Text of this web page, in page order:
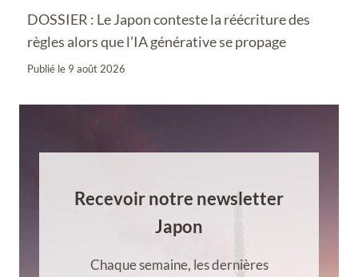
DOSSIER : Le Japon conteste la réécriture des
règles alors que l’IA générative se propage
Publié le 9 août 2026
Recevoir notre newsletter
Japon
Chaque semaine, les dernières